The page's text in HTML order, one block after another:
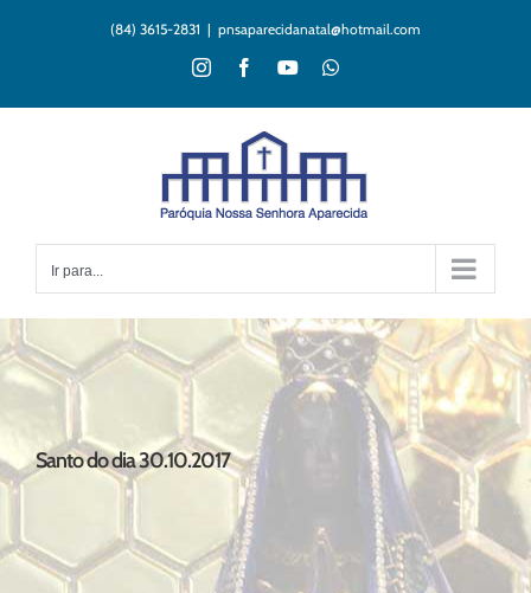
(84) 3615-2831 | pnsaparecidanatal@hotmail.com
InstagramFacebookYouTubeWhatsApp
Ir para...
Santo do dia 30.10.2017